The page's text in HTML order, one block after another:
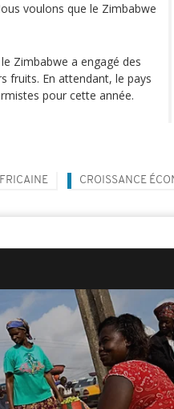
voulons que le Zimbabwe
Zimbabwe a engagé des
fruits. En attendant, le pays
pour cette année.
CROISSANCE